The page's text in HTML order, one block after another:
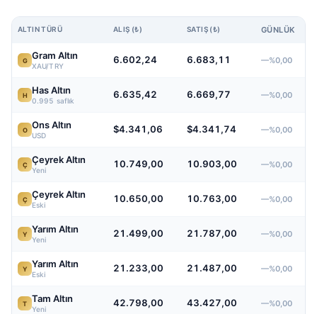
ALTIN TÜRÜ ALIŞ (₺) SATIŞ (₺) GÜNLÜK
G Gram Altın
XAU/TRY
6.602,24 6.683,11 —%0,00
H Has Altın
0.995 saflık
6.635,42 6.669,77 —%0,00
O Ons Altın
USD
$4.341,06 $4.341,74 —%0,00
Ç Çeyrek Altın
Yeni
10.749,00 10.903,00 —%0,00
Ç Çeyrek Altın
Eski
10.650,00 10.763,00 —%0,00
Y Yarım Altın
Yeni
21.499,00 21.787,00 —%0,00
Y Yarım Altın
Eski
21.233,00 21.487,00 —%0,00
T Tam Altın
Yeni
42.798,00 43.427,00 —%0,00